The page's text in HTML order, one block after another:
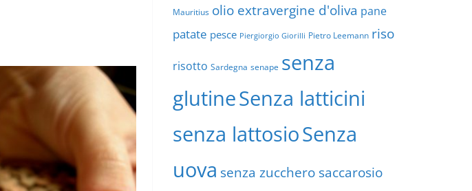
Mauritius olio extravergine d'oliva pane
patate pesce Piergiorgio Giorilli Pietro Leemann riso
risotto Sardegna senape senza
glutineSenza latticini
senza lattosioSenza
uova senza zucchero saccarosio